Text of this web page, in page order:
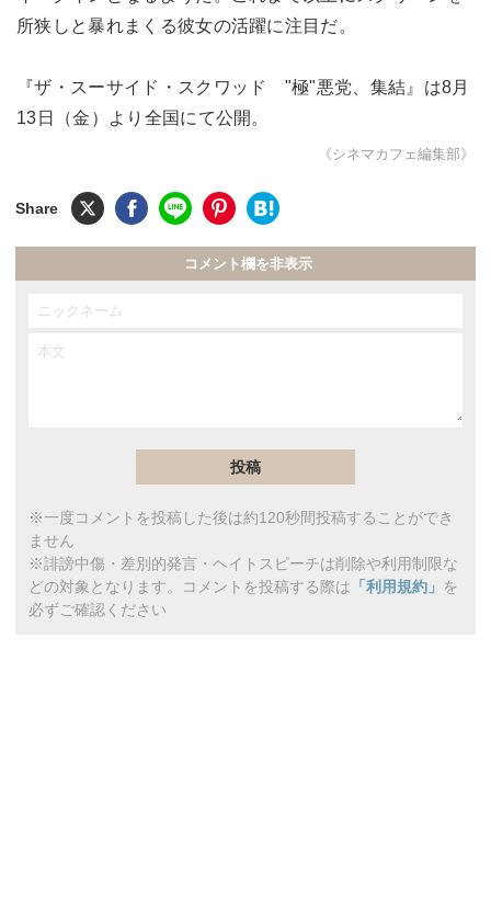
所狭しと暴れまくる彼女の活躍に注目だ。
『ザ・スーサイド・スクワッド "極"悪党、集結』は8月
13日（金）より全国にて公開。
《シネマカフェ編集部》
コメント欄を非表示
※一度コメントを投稿した後は約120秒間投稿することができ
ません
※誹謗中傷・差別的発言・ヘイトスピーチは削除や利用制限な
どの対象となります。コメントを投稿する際は 「利用規約」 を
必ずご確認ください